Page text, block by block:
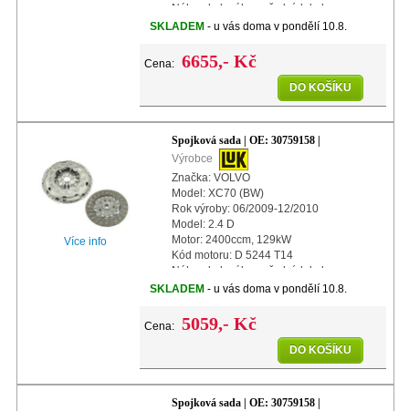
Náhon kol: náhon předních kol
Další info: s centrálním vypínacím
Další info: s automatickým n
SKLADEM - u vás doma v pondělí 10.8.
Cena: 6655,- Kč
DO KOŠÍKU
Více info
Spojková sada | OE: 30759158 |
Výrobce
Značka: VOLVO
Model: XC70 (BW)
Rok výroby: 06/2009-12/2010
Model: 2.4 D
Motor: 2400ccm, 129kW
Kód motoru: D 5244 T14
Náhon kol: náhon předních kol
Další info: s automatickým nastavením
SKLADEM - u vás doma v pondělí 10.8.
Cena: 5059,- Kč
DO KOŠÍKU
Spojková sada | OE: 30759158 |